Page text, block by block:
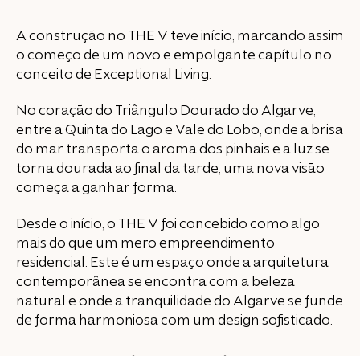
A construção no THE V teve início, marcando assim
o começo de um novo e empolgante capítulo no
conceito de Exceptional Living
No coração do Triângulo Dourado do Algarve,
entre a Quinta do Lago e Vale do Lobo, onde a brisa
do mar transporta o aroma dos pinhais e a luz se
torna dourada ao final da tarde, uma nova visão
começa a ganhar forma.
Desde o início, o THE V foi concebido como algo
mais do que um mero empreendimento
residencial. Este é um espaço onde a arquitetura
contemporânea se encontra com a beleza
natural e onde a tranquilidade do Algarve se funde
de forma harmoniosa com um design sofisticado.